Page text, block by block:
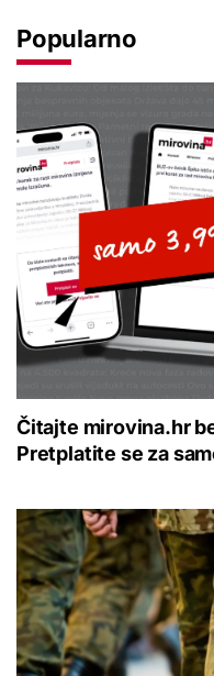
Popularno
Čitajte mirovina.hr
Pretplatite se za